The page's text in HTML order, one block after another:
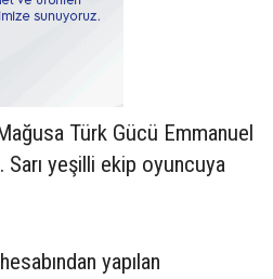
Türk Gücü Emmanuel
yeşilli ekip oyuncuya
yapılan